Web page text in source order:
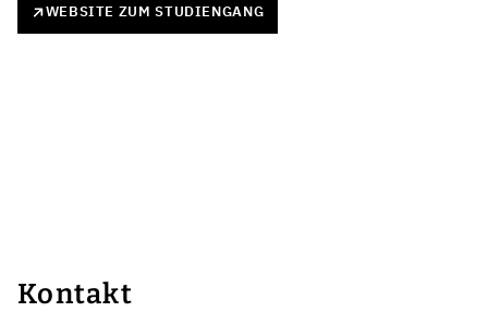
WEBSITE ZUM STUDIENGANG
Kontakt